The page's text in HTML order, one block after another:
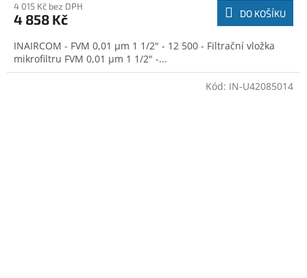
4 015 Kč bez DPH
4 858 Kč DO KOŠÍKU
INAIRCOM - FVM 0,01 µm 1 1/2" - 12 500 - Filtrační vložka
mikrofiltru FVM 0,01 µm 1 1/2" -...
Kód: IN-U42085014